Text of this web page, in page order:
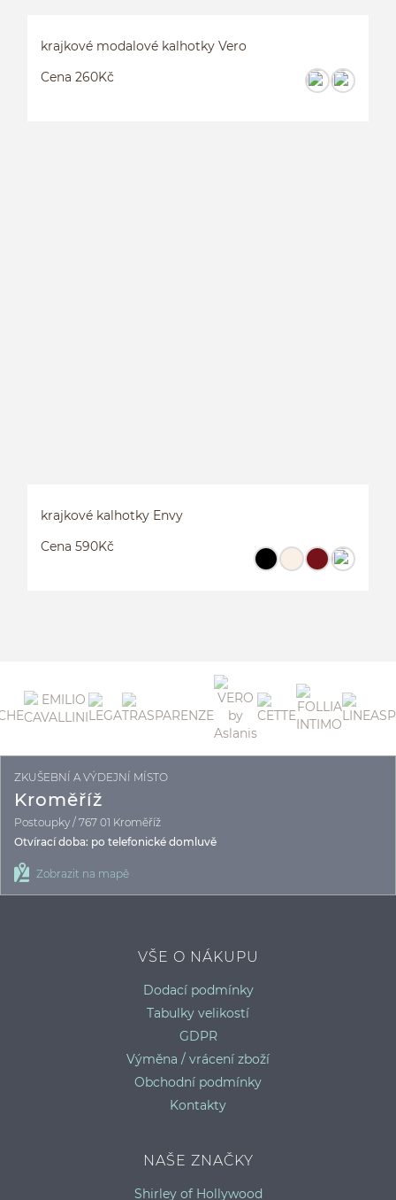
krajkové modalové kalhotky Vero
Cena 260Kč
krajkové kalhotky Envy
Cena 590Kč
ZKUŠEBNÍ A VÝDEJNÍ MÍSTO
Kroměříž
Postoupky / 767 01 Kroměříž
Otvírací doba: po telefonické domluvě
Zobrazit na mapě
VŠE O NÁKUPU
Dodací podmínky
Tabulky velikostí
GDPR
Výměna / vrácení zboží
Obchodní podmínky
Kontakty
NAŠE ZNAČKY
Shirley of Hollywood